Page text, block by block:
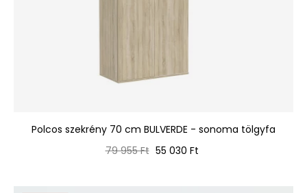
Polcos szekrény 70 cm BULVERDE - sonoma tölgyfa
Normál
79 955 Ft Ár
55 030 Ft